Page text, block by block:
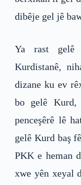
dibêje gel jê
Ya rast
Kurdistanê,
dizane ku ev
bo gelê Kurd,
penceşêrê lê
gelê Kurd baş
PKK e heman
xwe yên xeyal